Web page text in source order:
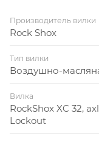
Производитель вилки
Rock Shox
Тип вилки
Воздушно-
Вилка
RockShox XC 32,
Lockout